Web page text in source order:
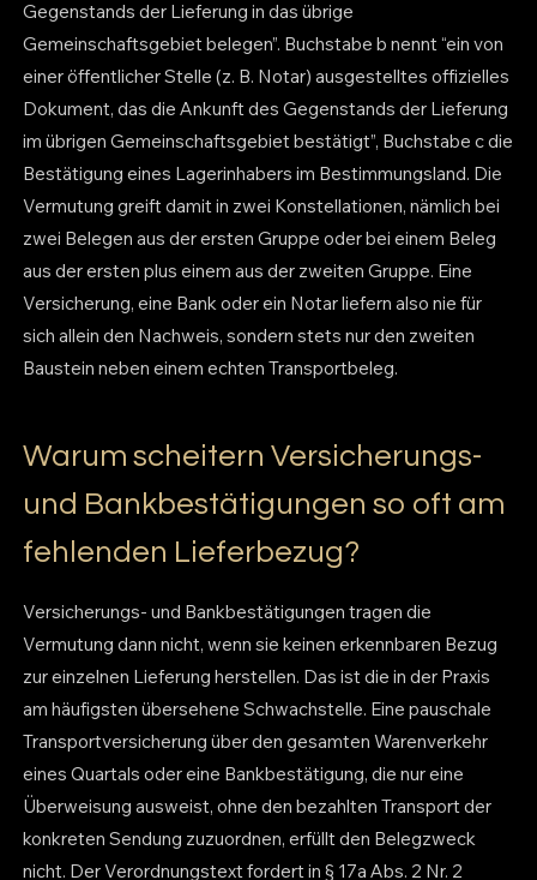
Gegenstands der Lieferung in das übrige
Gemeinschaftsgebiet belegen”. Buchstabe b nennt “ein von
einer öffentlicher Stelle (z. B. Notar) ausgestelltes offizielles
Dokument, das die Ankunft des Gegenstands der Lieferung
im übrigen Gemeinschaftsgebiet bestätigt”, Buchstabe c die
Bestätigung eines Lagerinhabers im Bestimmungsland. Die
Vermutung greift damit in zwei Konstellationen, nämlich bei
zwei Belegen aus der ersten Gruppe oder bei einem Beleg
aus der ersten plus einem aus der zweiten Gruppe. Eine
Versicherung, eine Bank oder ein Notar liefern also nie für
sich allein den Nachweis, sondern stets nur den zweiten
Baustein neben einem echten Transportbeleg.
Warum scheitern Versicherungs-
und Bankbestätigungen so oft am
fehlenden Lieferbezug?
Versicherungs- und Bankbestätigungen tragen die
Vermutung dann nicht, wenn sie keinen erkennbaren Bezug
zur einzelnen Lieferung herstellen. Das ist die in der Praxis
am häufigsten übersehene Schwachstelle. Eine pauschale
Transportversicherung über den gesamten Warenverkehr
eines Quartals oder eine Bankbestätigung, die nur eine
Überweisung ausweist, ohne den bezahlten Transport der
konkreten Sendung zuzuordnen, erfüllt den Belegzweck
nicht. Der Verordnungstext fordert in § 17a Abs. 2 Nr. 2